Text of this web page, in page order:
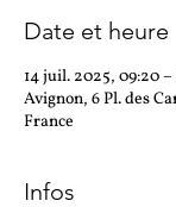
Date et heure
14 juil. 2025, 09:20
Avignon, 6 Pl. des
France
Infos